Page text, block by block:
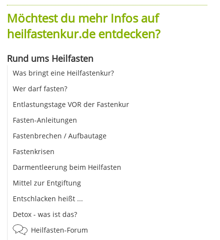
Möchtest du mehr Infos auf
heilfastenkur.de entdecken?
Rund ums Heilfasten
Was bringt eine Heilfastenkur?
Wer darf fasten?
Entlastungstage VOR der Fastenkur
Fasten-Anleitungen
Fastenbrechen / Aufbautage
Fastenkrisen
Darmentleerung beim Heilfasten
Mittel zur Entgiftung
Entschlacken heißt ...
Detox - was ist das?
Heilfasten-Forum